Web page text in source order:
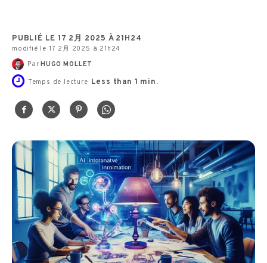
PUBLIÉ LE 17 2月 2025 À 21H24
modifié le 17 2月 2025 à 21h24
Par HUGO MOLLET
Temps de lecture Less than 1 min.